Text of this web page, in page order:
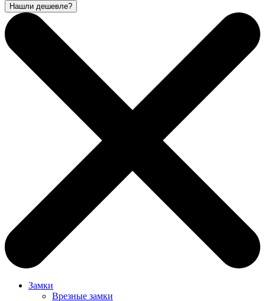
Нашли дешевле?
Замки
Врезные замки